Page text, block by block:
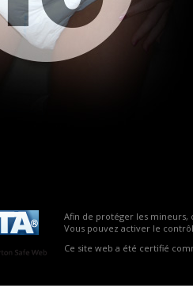
Afin de protéger les mineurs,
Vous pouvez activer le
Ce site web a été certifié
Les plus récents Trier par nom
Aucun produit trouvé.